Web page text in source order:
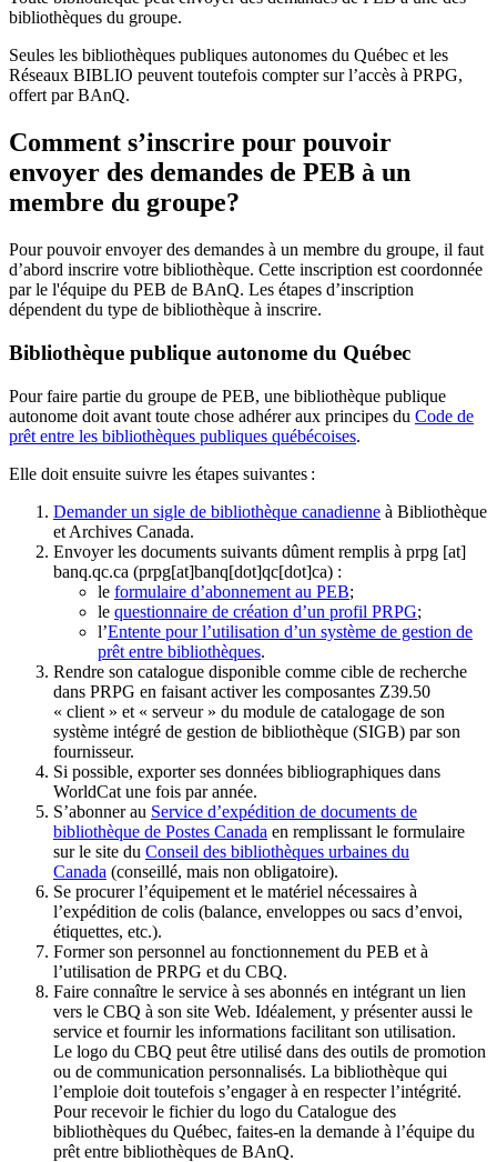
bibliothèques du groupe.
Seules les bibliothèques publiques autonomes du Québec et les
Réseaux BIBLIO peuvent toutefois compter sur l’accès à PRPG,
offert par BAnQ.
Comment s’inscrire pour pouvoir
envoyer des demandes de PEB à un
membre du groupe?
Pour pouvoir envoyer des demandes à un membre du groupe, il faut
d’abord inscrire votre bibliothèque. Cette inscription est coordonnée
par le l'équipe du PEB de BAnQ. Les étapes d’inscription
dépendent du type de bibliothèque à inscrire.
Bibliothèque publique autonome du Québec
Pour faire partie du groupe de PEB, une bibliothèque publique
autonome doit avant toute chose adhérer aux principes du Code de
prêt entre les bibliothèques publiques québécoises.
Elle doit ensuite suivre les étapes suivantes :
Demander un sigle de bibliothèque canadienne à Bibliothèque
et Archives Canada.
Envoyer les documents suivants dûment remplis à prpg [at]
banq.qc.ca (prpg[at]banq[dot]qc[dot]ca) :
le formulaire d’abonnement au PEB;
le questionnaire de création d’un profil PRPG;
l’Entente pour l’utilisation d’un système de gestion de
prêt entre bibliothèques.
Rendre son catalogue disponible comme cible de recherche
dans PRPG en faisant activer les composantes Z39.50
« client » et « serveur » du module de catalogage de son
système intégré de gestion de bibliothèque (SIGB) par son
fournisseur.
Si possible, exporter ses données bibliographiques dans
WorldCat une fois par année.
S’abonner au Service d’expédition de documents de
bibliothèque de Postes Canada en remplissant le formulaire
sur le site du Conseil des bibliothèques urbaines du
Canada (conseillé, mais non obligatoire).
Se procurer l’équipement et le matériel nécessaires à
l’expédition de colis (balance, enveloppes ou sacs d’envoi,
étiquettes, etc.).
Former son personnel au fonctionnement du PEB et à
l’utilisation de PRPG et du CBQ.
Faire connaître le service à ses abonnés en intégrant un lien
vers le CBQ à son site Web. Idéalement, y présenter aussi le
service et fournir les informations facilitant son utilisation.
Le logo du CBQ peut être utilisé dans des outils de promotion
ou de communication personnalisés. La bibliothèque qui
l’emploie doit toutefois s’engager à en respecter l’intégrité.
Pour recevoir le fichier du logo du Catalogue des
bibliothèques du Québec, faites-en la demande à l’équipe du
prêt entre bibliothèques de BAnQ.